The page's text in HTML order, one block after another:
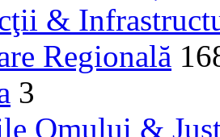
&
Regională
3
Omului &